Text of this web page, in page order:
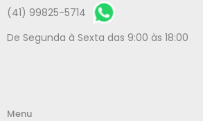
(41) 99825-5714
De Segunda à Sexta das 9:00 às 18:00
Menu